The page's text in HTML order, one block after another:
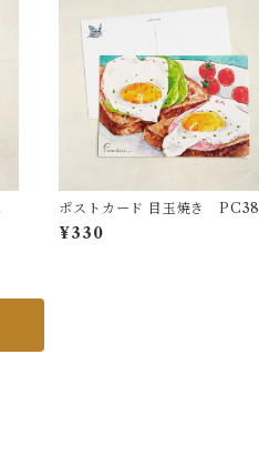
ポストカード 目玉焼き PC38
¥330